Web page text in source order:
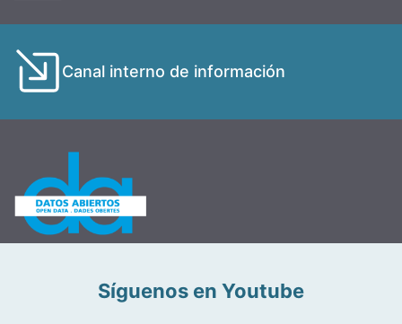
Canal interno de información
Síguenos en Youtube